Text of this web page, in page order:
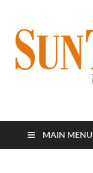
太陽網
MAIN MENU